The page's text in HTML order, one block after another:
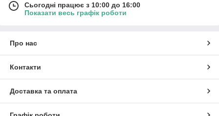
Сьогодні працює з 10:00 до 16:00
Показати весь графік роботи
Про нас
Контакти
Доставка та оплата